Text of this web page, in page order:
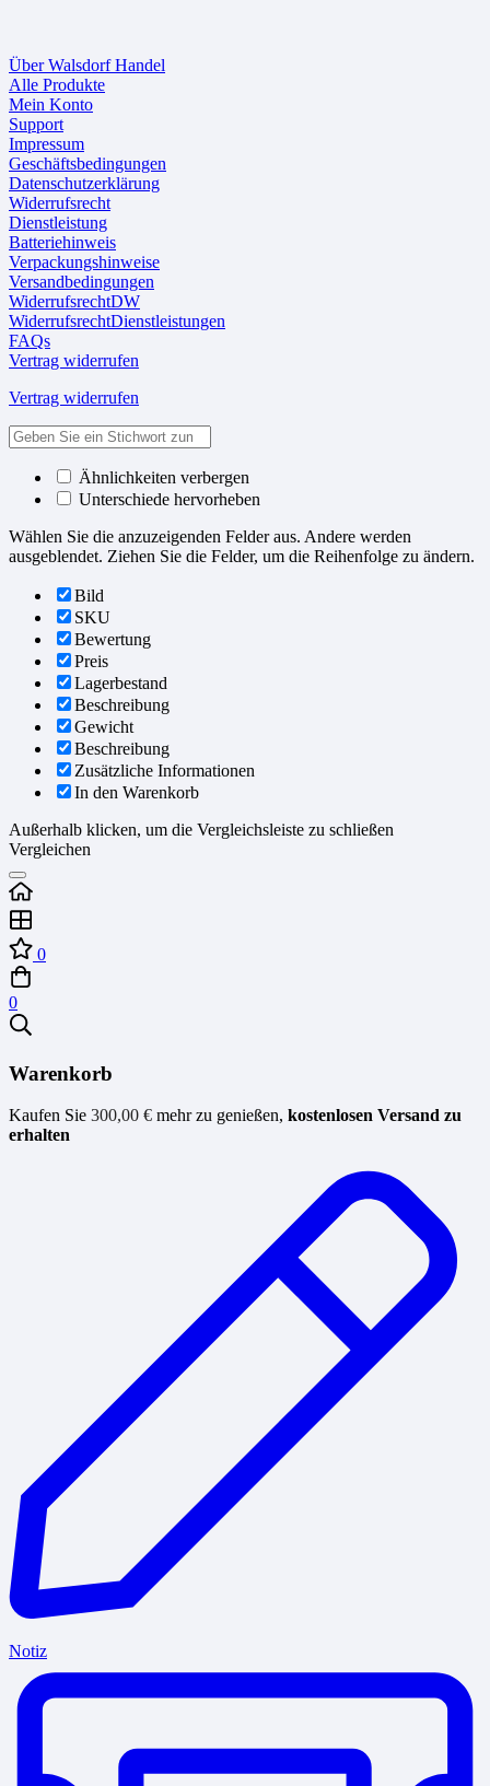
Über Walsdorf Handel
Alle Produkte
Mein Konto
Support
Impressum
Geschäftsbedingungen
Datenschutzerklärung
Widerrufsrecht
Dienstleistung
Batteriehinweis
Verpackungshinweise
Versandbedingungen
WiderrufsrechtDW
WiderrufsrechtDienstleistungen
FAQs
Vertrag widerrufen
Vertrag widerrufen
Ähnlichkeiten verbergen
Unterschiede hervorheben
Wählen Sie die anzuzeigenden Felder aus. Andere werden
ausgeblendet. Ziehen Sie die Felder, um die Reihenfolge zu ändern.
Bild
SKU
Bewertung
Preis
Lagerbestand
Beschreibung
Gewicht
Beschreibung
Zusätzliche Informationen
In den Warenkorb
Außerhalb klicken, um die Vergleichsleiste zu schließen
Vergleichen
0
0
Warenkorb
Kaufen Sie 300,00 € mehr zu genießen, kostenlosen Versand zu
erhalten
Notiz